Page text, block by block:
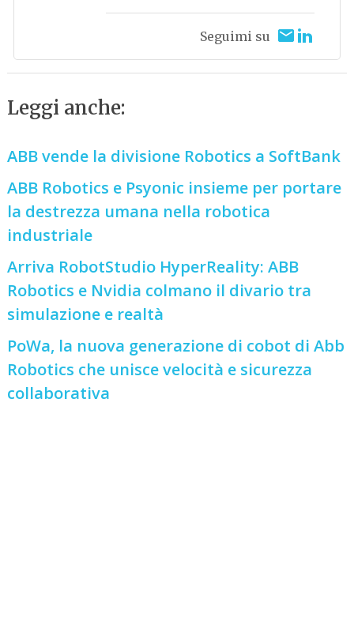
Seguimi su
Leggi anche:
ABB vende la divisione Robotics a SoftBank
ABB Robotics e Psyonic insieme per portare
la destrezza umana nella robotica
industriale
Arriva RobotStudio HyperReality: ABB
Robotics e Nvidia colmano il divario tra
simulazione e realtà
PoWa, la nuova generazione di cobot di Abb
Robotics che unisce velocità e sicurezza
collaborativa